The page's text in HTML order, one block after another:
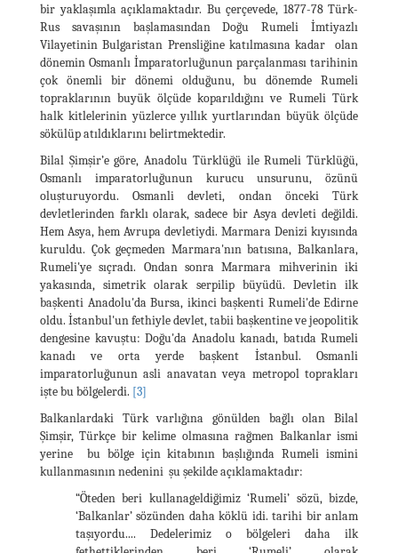
bir yaklaşımla açıklamaktadır. Bu çerçevede, 1877-78 Türk-
Rus savaşının başlamasından Doğu Rumeli İmtiyazlı
Vilayetinin Bulgaristan Prensliğine katılmasına kadar olan
dönemin Osmanlı İmparatorluğunun parçalanması tarihinin
çok önemli bir dönemi olduğunu, bu dönemde Rumeli
topraklarının buyük ölçüde koparıldığını ve Rumeli Türk
halk kitlelerinin yüzlerce yıllık yurtlarından büyük ölçüde
sökülüp atıldıklarını belirtmektedir.
Bilal Şimşir’e göre, Anadolu Türklüğü ile Rumeli Türklüğü,
Osmanlı imparatorluğunun kurucu unsurunu, özünü
oluşturuyordu. Osmanli devleti, ondan önceki Türk
devletlerinden farklı olarak, sadece bir Asya devleti değildi.
Hem Asya, hem Avrupa devletiydi. Marmara Denizi kıyısında
kuruldu. Çok geçmeden Marmara'nın batısına, Balkanlara,
Rumeli'ye sıçradı. Ondan sonra Marmara mihverinin iki
yakasında, simetrik olarak serpilip büyüdü. Devletin ilk
başkenti Anadolu'da Bursa, ikinci başkenti Rumeli'de Edirne
oldu. İstanbul'un fethiyle devlet, tabii başkentine ve jeopolitik
dengesine kavuştu: Doğu'da Anadolu kanadı, batıda Rumeli
kanadı ve orta yerde başkent İstanbul. Osmanli
imparatorluğunun asli anavatan veya metropol toprakları
işte bu bölgelerdi. [3]
Balkanlardaki Türk varlığına gönülden bağlı olan Bilal
Şimşir, Türkçe bir kelime olmasına rağmen Balkanlar ismi
yerine bu bölge için kitabının başlığında Rumeli ismini
kullanmasının nedenini şu şekilde açıklamaktadır:
“Öteden beri kullanageldiğimiz ‘Rumeli’ sözü, bizde,
‘Balkanlar’ sözünden daha köklü idi. tarihi bir anlam
taşıyordu.... Dedelerimiz o bölgeleri daha ilk